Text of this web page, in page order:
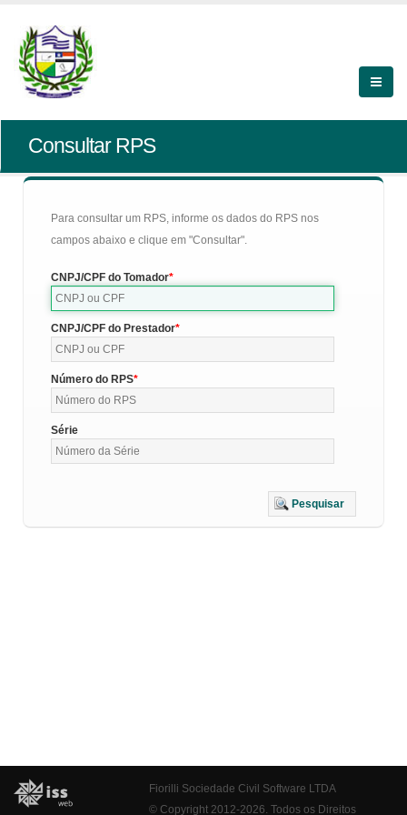
Consultar RPS
Para consultar um RPS, informe os dados do RPS nos
campos abaixo e clique em "Consultar".
CNPJ/CPF do Tomador
CNPJ/CPF do Prestador
Número do RPS
Série
Pesquisar
Fiorilli Sociedade Civil Software LTDA
© Copyright 2012-2026. Todos os Direitos